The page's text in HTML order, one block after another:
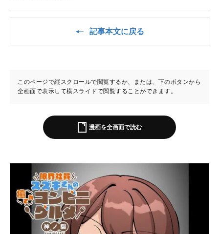
記事本文に戻る
このページで縦スクロールで閲覧するか、または、下のボタンから
全画面で表示して横スライドで閲覧することができます。
漫画を全画面で読む